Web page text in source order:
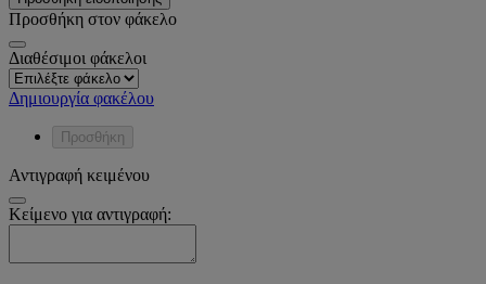
Προσθήκη στον φάκελο
Διαθέσιμοι φάκελοι
Δημιουργία φακέλου
Προσθήκη
Αντιγραφή κειμένου
Κείμενο για αντιγραφή: